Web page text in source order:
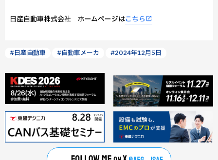
日産自動車株式会社 ホームページはこちら
#日産自動車 #自動車メーカ #2024年12月5日